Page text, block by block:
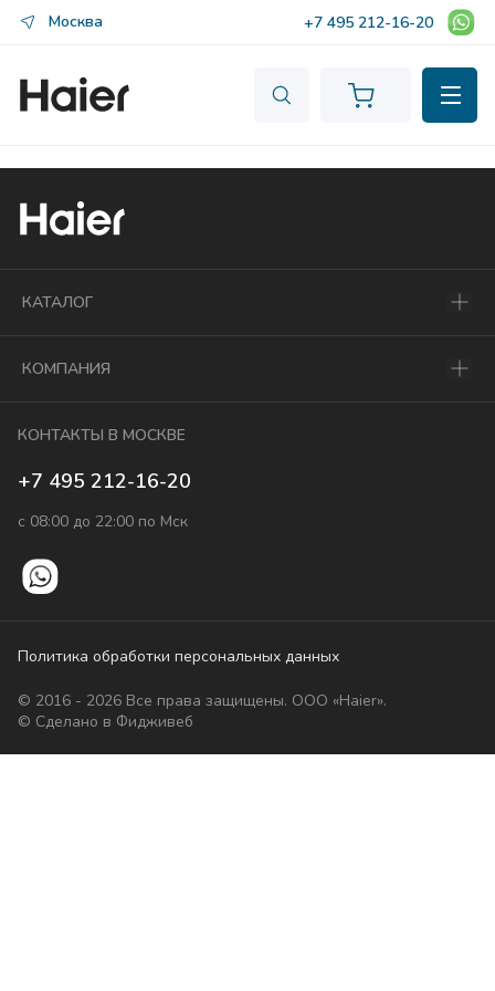
Москва +7 495 212-16-20
КАТАЛОГ
КОМПАНИЯ
КОНТАКТЫ В МОСКВЕ
+7 495 212-16-20
с 08:00 до 22:00 по Мск
© 2016 - 2026 Все права защищены. ООО «Haier».
Политика обработки персональных данных
© Сделано в Фидживеб